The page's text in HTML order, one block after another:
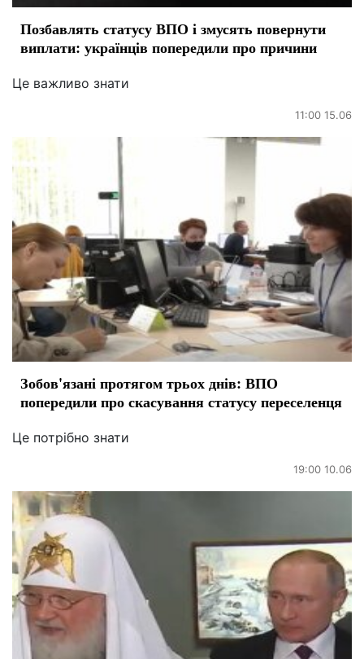
Позбавлять статусу ВПО і змусять повернути
виплати: українців попередили про причини
Це важливо знати
11:00 15.06
Зобов'язані протягом трьох днів: ВПО
попередили про скасування статусу переселенця
Це потрібно знати
19:00 10.06